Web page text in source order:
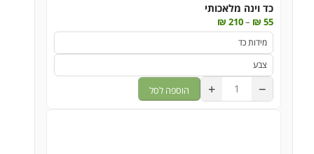
כד וינה מלאכותי
₪ 55
–
₪ 210
−
+ הוספה לסל